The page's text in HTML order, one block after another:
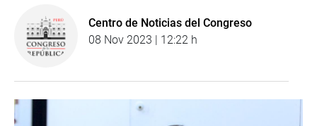
Centro de Noticias del Congreso
08 Nov 2023 | 12:22 h